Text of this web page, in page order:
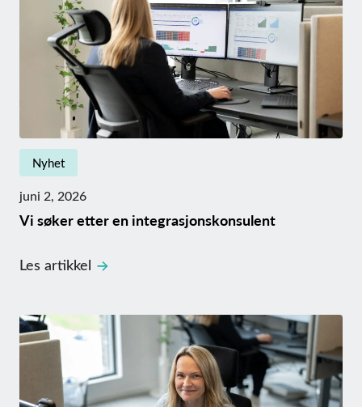
Nyhet
juni 2, 2026
Vi søker etter en integrasjonskonsulent
Les artikkel